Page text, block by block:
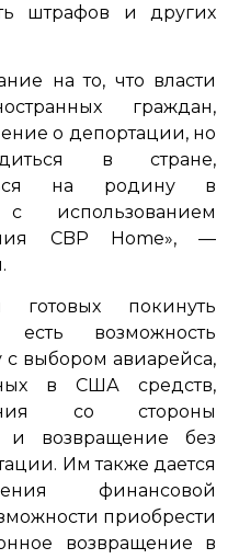
штрафов и других
на то, что власти
граждан,
о депортации, но
в стране,
на родину в
использованием
CBP Home», —
готовых покинуть
возможность
выбором авиарейса,
в США средств,
со стороны
и возвращение без
Им также дается
финансовой
приобрести
возвращение в